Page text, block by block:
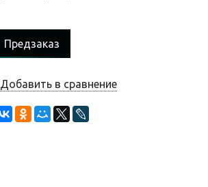
Предзаказ
Добавить в сравнение